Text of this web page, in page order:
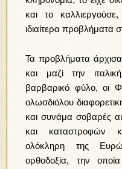
και το
ιδιαίτερα προβλήματα
Τα προβλήματα
και μαζί την
βαρβαρικό φύλο, οι
ολωσδιόλου
και συνάμα σοβαρές
και καταστροφών
ολόκληρη της
ορθοδοξία, την